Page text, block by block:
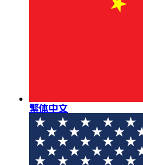
繁体中文